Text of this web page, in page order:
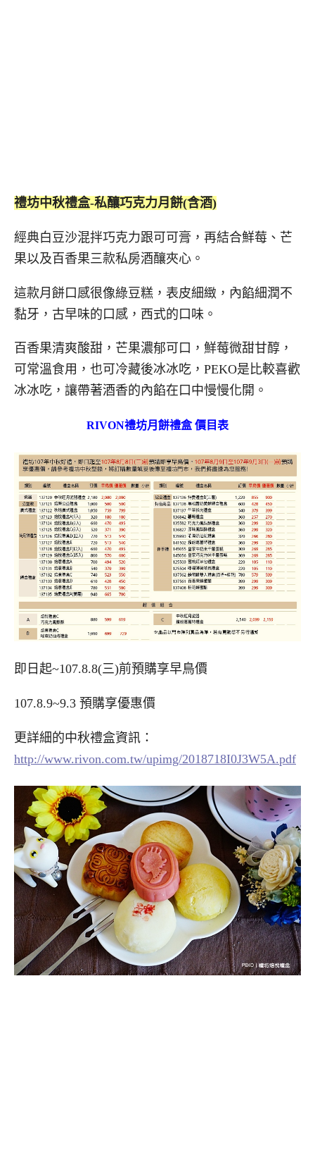
禮坊中秋禮盒-私釀巧克力月餅(含酒)
經典白豆沙混拌巧克力跟可可膏，再結合鮮莓、芒
果以及百香果三款私房酒釀夾心。
這款月餅口感很像綠豆糕，表皮細緻，內餡細潤不
黏牙，古早味的口感，西式的口味。
百香果清爽酸甜，芒果濃郁可口，鮮莓微甜甘醇，
可常溫食用，也可冷藏後冰冰吃，PEKO是比較喜歡
冰冰吃，讓帶著酒香的內餡在口中慢慢化開。
RIVON禮坊月餅禮盒 價目表
即日起~107.8.8(三)前預購享早鳥價
107.8.9~9.3 預購享優惠價
更詳細的中秋禮盒資訊：
http://www.rivon.com.tw/upimg/2018718I0J3W5A.pdf